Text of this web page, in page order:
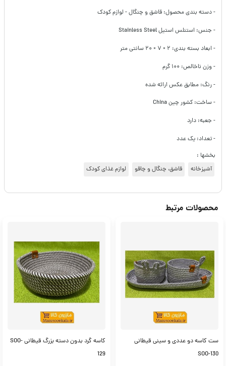
- دسته بندی محصول: قاشق و چنگال - لوازم کودک
- جنس: استنلس استیل Stainless Steel
- ابعاد بسته بندی: ۲ × ۷ × ۲۰ سانتی متر
- وزن ناخالص: ۱۰۰ گرم
- رنگ: مطابق عکس ارائه شده
- ساخت: کشور چین China
- جعبه: دارد
- تعداد: یک عدد
بخشها :
آشپزخانه
قاشق، چنگال و چاقو لوازم غذای کودک
محصولات مرتبط
ست کاسه دو عددی و سینی قیطانی
SOO-130
کاسه گرد بدون دسته بزرگ قیطانی SOO-
129